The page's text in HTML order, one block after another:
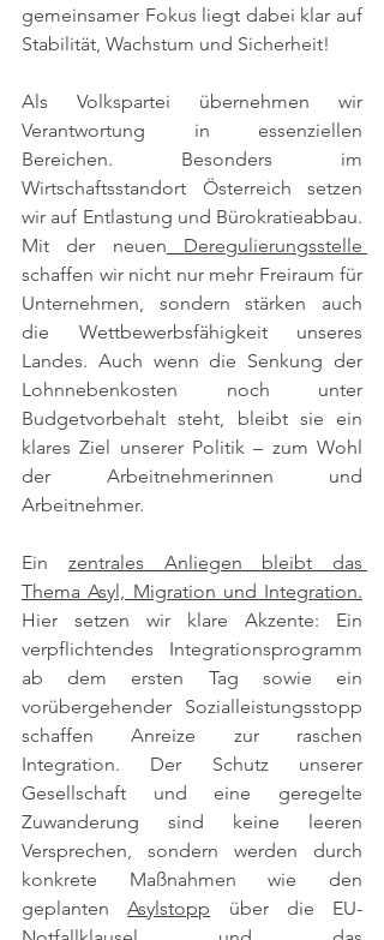
gemeinsamer Fokus liegt dabei klar auf
Stabilität, Wachstum und Sicherheit!
Als Volkspartei übernehmen wir
Verantwortung in essenziellen
Bereichen. Besonders im
Wirtschaftsstandort Österreich setzen
wir auf Entlastung und Bürokratieabbau.
Mit der neuen
schaffen wir nicht nur mehr Freiraum für
Unternehmen, sondern stärken auch
die Wettbewerbsfähigkeit unseres
Landes. Auch wenn die Senkung der
Lohnnebenkosten noch unter
Budgetvorbehalt steht, bleibt sie ein
klares Ziel unserer Politik – zum Wohl
der Arbeitnehmerinnen und
Arbeitnehmer.
Ein zentrales Anliegen bleibt das
Thema Asyl, Migration und Integration.
Hier setzen wir klare Akzente: Ein
verpflichtendes Integrationsprogramm
ab dem ersten Tag sowie ein
vorübergehender Sozialleistungsstopp
schaffen Anreize zur raschen
Integration. Der Schutz unserer
Gesellschaft und eine geregelte
Zuwanderung sind keine leeren
Versprechen, sondern werden durch
konkrete Maßnahmen wie den
geplanten Asylstopp über die EU-